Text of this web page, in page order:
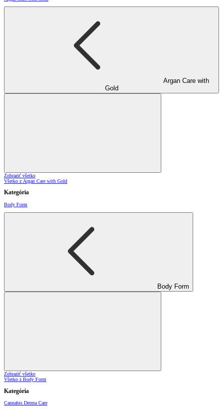
Argan Care with
Gold
Zobraziť všetko
Všetko z Argan Care with Gold
Kategória
Body Form
Body Form
Zobraziť všetko
Všetko z Body Form
Kategória
Cannabis Derma Care